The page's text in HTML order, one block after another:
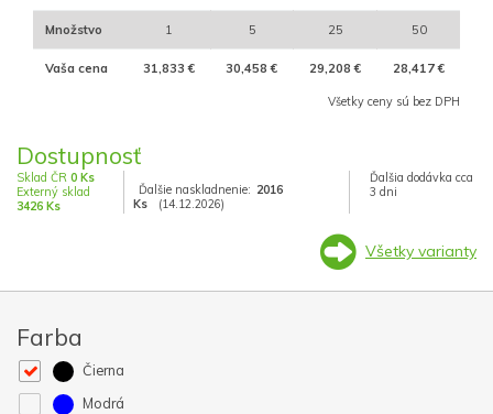
Množstvo 1 5 25 50
Vaša cena 31,833 € 30,458 € 29,208 € 28,417 €
Všetky ceny sú bez DPH
Dostupnosť
Sklad ČR 0 Ks
Externý sklad
3426 Ks
Ďalšie naskladnenie: 2016
Ks
(14.12.2026)
Ďalšia dodávka cca
3 dni
Všetky varianty
Farba
Čierna
Modrá